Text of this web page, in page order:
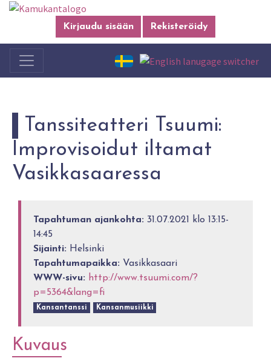
Kirjaudu sisään Rekisteröidy
Tanssiteatteri Tsuumi:
Improvisoidut iltamat
Vasikkasaaressa
Tapahtuman ajankohta: 31.07.2021 klo 13:15-
14:45
Sijainti: Helsinki
Tapahtumapaikka: Vasikkasaari
WWW-sivu: http://www.tsuumi.com/?
p=5364&lang=fi
Kansantanssi Kansanmusiikki
Kuvaus